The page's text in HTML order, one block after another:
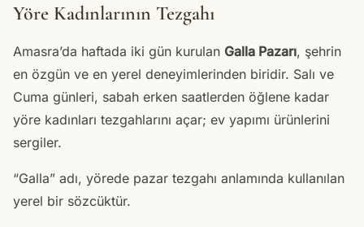
Yöre Kadınlarının Tezgahı
Amasra’da haftada iki gün kurulan Galla Pazarı, şehrin
en özgün ve en yerel deneyimlerinden biridir. Salı ve
Cuma günleri, sabah erken saatlerden öğlene kadar
yöre kadınları tezgahlarını açar; ev yapımı ürünlerini
sergiler.
“Galla” adı, yörede pazar tezgahı anlamında kullanılan
yerel bir sözcüktür.